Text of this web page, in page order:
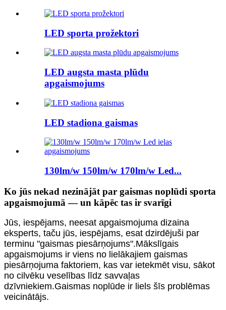
LED sporta prožektori
LED augsta masta plūdu
apgaismojums
LED stadiona gaismas
130lm/w 150lm/w 170lm/w Led...
Ko jūs nekad nezinājāt par gaismas noplūdi sporta
apgaismojumā — un kāpēc tas ir svarīgi
Jūs, iespējams, neesat apgaismojuma dizaina
eksperts, taču jūs, iespējams, esat dzirdējuši par
terminu "gaismas piesārņojums".Mākslīgais
apgaismojums ir viens no lielākajiem gaismas
piesārņojuma faktoriem, kas var ietekmēt visu, sākot
no cilvēku veselības līdz savvaļas
dzīvniekiem.Gaismas noplūde ir liels šīs problēmas
veicinātājs.